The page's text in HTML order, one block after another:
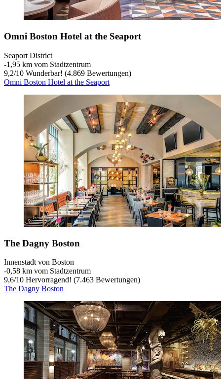
Omni Boston Hotel at the Seaport
Seaport District
‐1,95 km vom Stadtzentrum
9,2/10 Wunderbar! (4.869 Bewertungen)
Omni Boston Hotel at the Seaport
The Dagny Boston
Innenstadt von Boston
‐0,58 km vom Stadtzentrum
9,6/10 Hervorragend! (7.463 Bewertungen)
The Dagny Boston